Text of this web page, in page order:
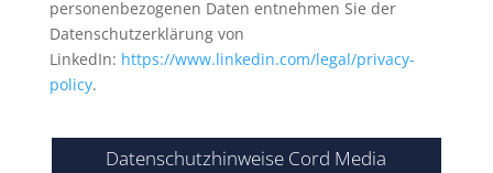
personenbezogenen Daten entnehmen Sie der
Datenschutzerklärung von
LinkedIn: https://www.linkedin.com/legal/privacy-
policy.
Datenschutzhinweise Cord Media